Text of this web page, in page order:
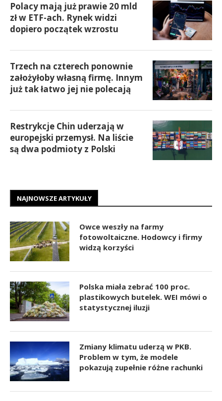
Polacy mają już prawie 20 mld
zł w ETF-ach. Rynek widzi
dopiero początek wzrostu
Trzech na czterech ponownie
założyłoby własną firmę. Innym
już tak łatwo jej nie polecają
Restrykcje Chin uderzają w
europejski przemysł. Na liście
są dwa podmioty z Polski
NAJNOWSZE ARTYKUŁY
Owce weszły na farmy
fotowoltaiczne. Hodowcy i firmy
widzą korzyści
Polska miała zebrać 100 proc.
plastikowych butelek. WEI mówi o
statystycznej iluzji
Zmiany klimatu uderzą w PKB.
Problem w tym, że modele
pokazują zupełnie różne rachunki